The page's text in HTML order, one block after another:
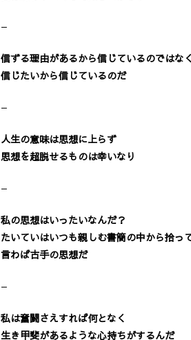
—
信ずる理由があるから信じているのではな
信じたいから信じているのだ
—
人生の意味は思想に上らず
思想を超脱せるものは幸いなり
—
私の思想はいったいなんだ？
たいていはいつも親しむ書簡の中から拾っ
言わば古手の思想だ
—
私は奮闘さえすれば何となく
生き甲斐があるような心持ちがするんだ